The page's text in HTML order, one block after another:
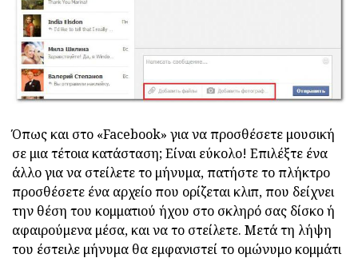
Όπως και στο «Facebook» για να προσθέσετε μουσική
σε μια τέτοια κατάσταση; Είναι εύκολο! Επιλέξτε ένα
άλλο για να στείλετε το μήνυμα, πατήστε το πλήκτρο
προσθέσετε ένα αρχείο που ορίζεται κλιπ, που δείχνει
την θέση του κομματιού ήχου στο σκληρό σας δίσκο ή
αφαιρούμενα μέσα, και να το στείλετε. Μετά τη λήψη
του έστειλε μήνυμα θα εμφανιστεί το ομώνυμο κομμάτι